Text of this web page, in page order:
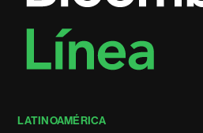
LATINOAMÉRICA